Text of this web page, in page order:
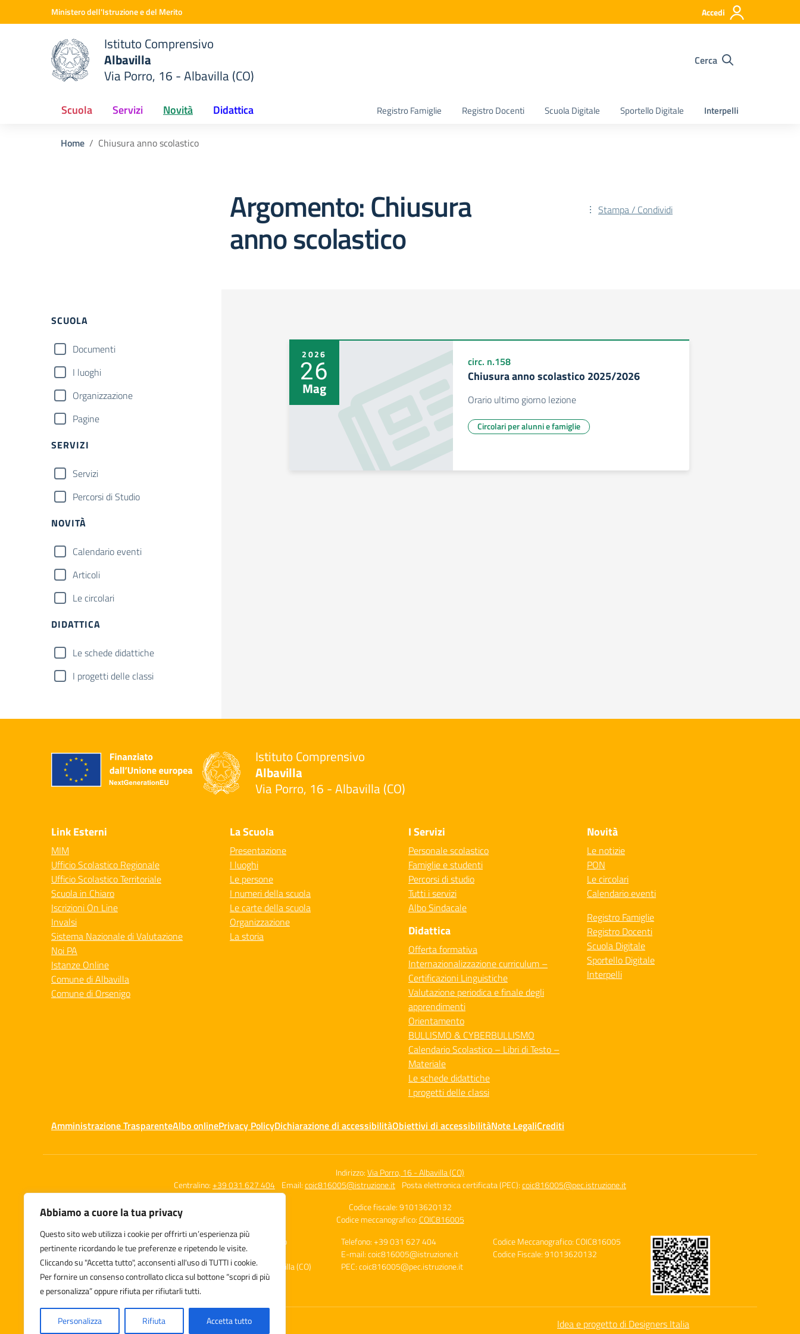
Abbiamo a cuore la tua privacy
Questo sito web utilizza i cookie per offrirti un’esperienza più
pertinente ricordando le tue preferenze e ripetendo le visite.
Cliccando su "Accetta tutto", acconsenti all'uso di TUTTI i cookie.
Per fornire un consenso controllato clicca sul bottone “scopri di più
e personalizza” oppure rifiuta per rifiutarli tutti.
Personalizza Rifiuta Accetta tutto
Vai ai contenuti
Vai al menu di navigazioneMinistero dell'Istruzione e del Merito Accedi
scuola
Istituto Comprensivo
Albavilla
Via Porro, 16 - Albavilla (CO)
Cerca
Scuola Servizi Novità Didattica Registro Famiglie Registro Docenti Scuola Digitale Sportello Digitale Interpelli
Home Chiusura anno scolastico
Argomento: Chiusura
anno scolastico
Stampa / Condividi
Filtri
Cerca
SCUOLA
Documenti
I luoghi
Organizzazione
Pagine
SERVIZI
Servizi
Percorsi di Studio
NOVITÀ
Calendario eventi
Articoli
Le circolari
DIDATTICA
Le schede didattiche
I progetti delle classi
2026
26
Mag
circ. n.158
Chiusura anno scolastico 2025/2026
Orario ultimo giorno lezione
Circolari per alunni e famiglie
Istituto Comprensivo
Albavilla
Via Porro, 16 - Albavilla (CO)
Link Esterni
MIM
Ufficio Scolastico Regionale
Ufficio Scolastico Territoriale
Scuola in Chiaro
Iscrizioni On Line
Invalsi
Sistema Nazionale di Valutazione
Noi PA
Istanze Online
Comune di Albavilla
Comune di Orsenigo
La Scuola
Presentazione
I luoghi
Le persone
I numeri della scuola
Le carte della scuola
Organizzazione
La storia
I Servizi
Personale scolastico
Famiglie e studenti
Percorsi di studio
Tutti i servizi
Albo Sindacale
Didattica
Offerta formativa
Internazionalizzazione curriculum –
Certificazioni Linguistiche
Valutazione periodica e finale degli
apprendimenti
Orientamento
BULLISMO & CYBERBULLISMO
Calendario Scolastico – Libri di Testo –
Materiale
Le schede didattiche
I progetti delle classi
Novità
Le notizie
PON
Le circolari
Calendario eventi
Registro Famiglie
Registro Docenti
Scuola Digitale
Sportello Digitale
Interpelli
Amministrazione TrasparenteAlbo onlinePrivacy PolicyDichiarazione di accessibilitàObiettivi di accessibilitàNote LegaliCrediti
Indirizzo:Via Porro, 16 - Albavilla (CO)
Centralino:+39 031 627 404 Email:coic816005@istruzione.it Posta elettronica certificata (PEC):coic816005@pec.istruzione.it
Codice fiscale: 91013620132
Codice meccanografico:COIC816005
Istituto Comprensivo
Albavilla
Via Porro, 16 - Albavilla (CO)
Telefono: +39 031 627 404
E-mail: coic816005@istruzione.it
PEC: coic816005@pec.istruzione.it
Codice Meccanografico: COIC816005
Codice Fiscale: 91013620132
Idea e progetto di Designers Italia